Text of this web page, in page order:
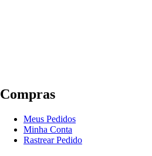
Compras
Meus Pedidos
Minha Conta
Rastrear Pedido